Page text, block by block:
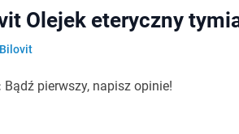
Olejek eteryczny
Bilovit
Bądź pierwszy, napisz opinie!